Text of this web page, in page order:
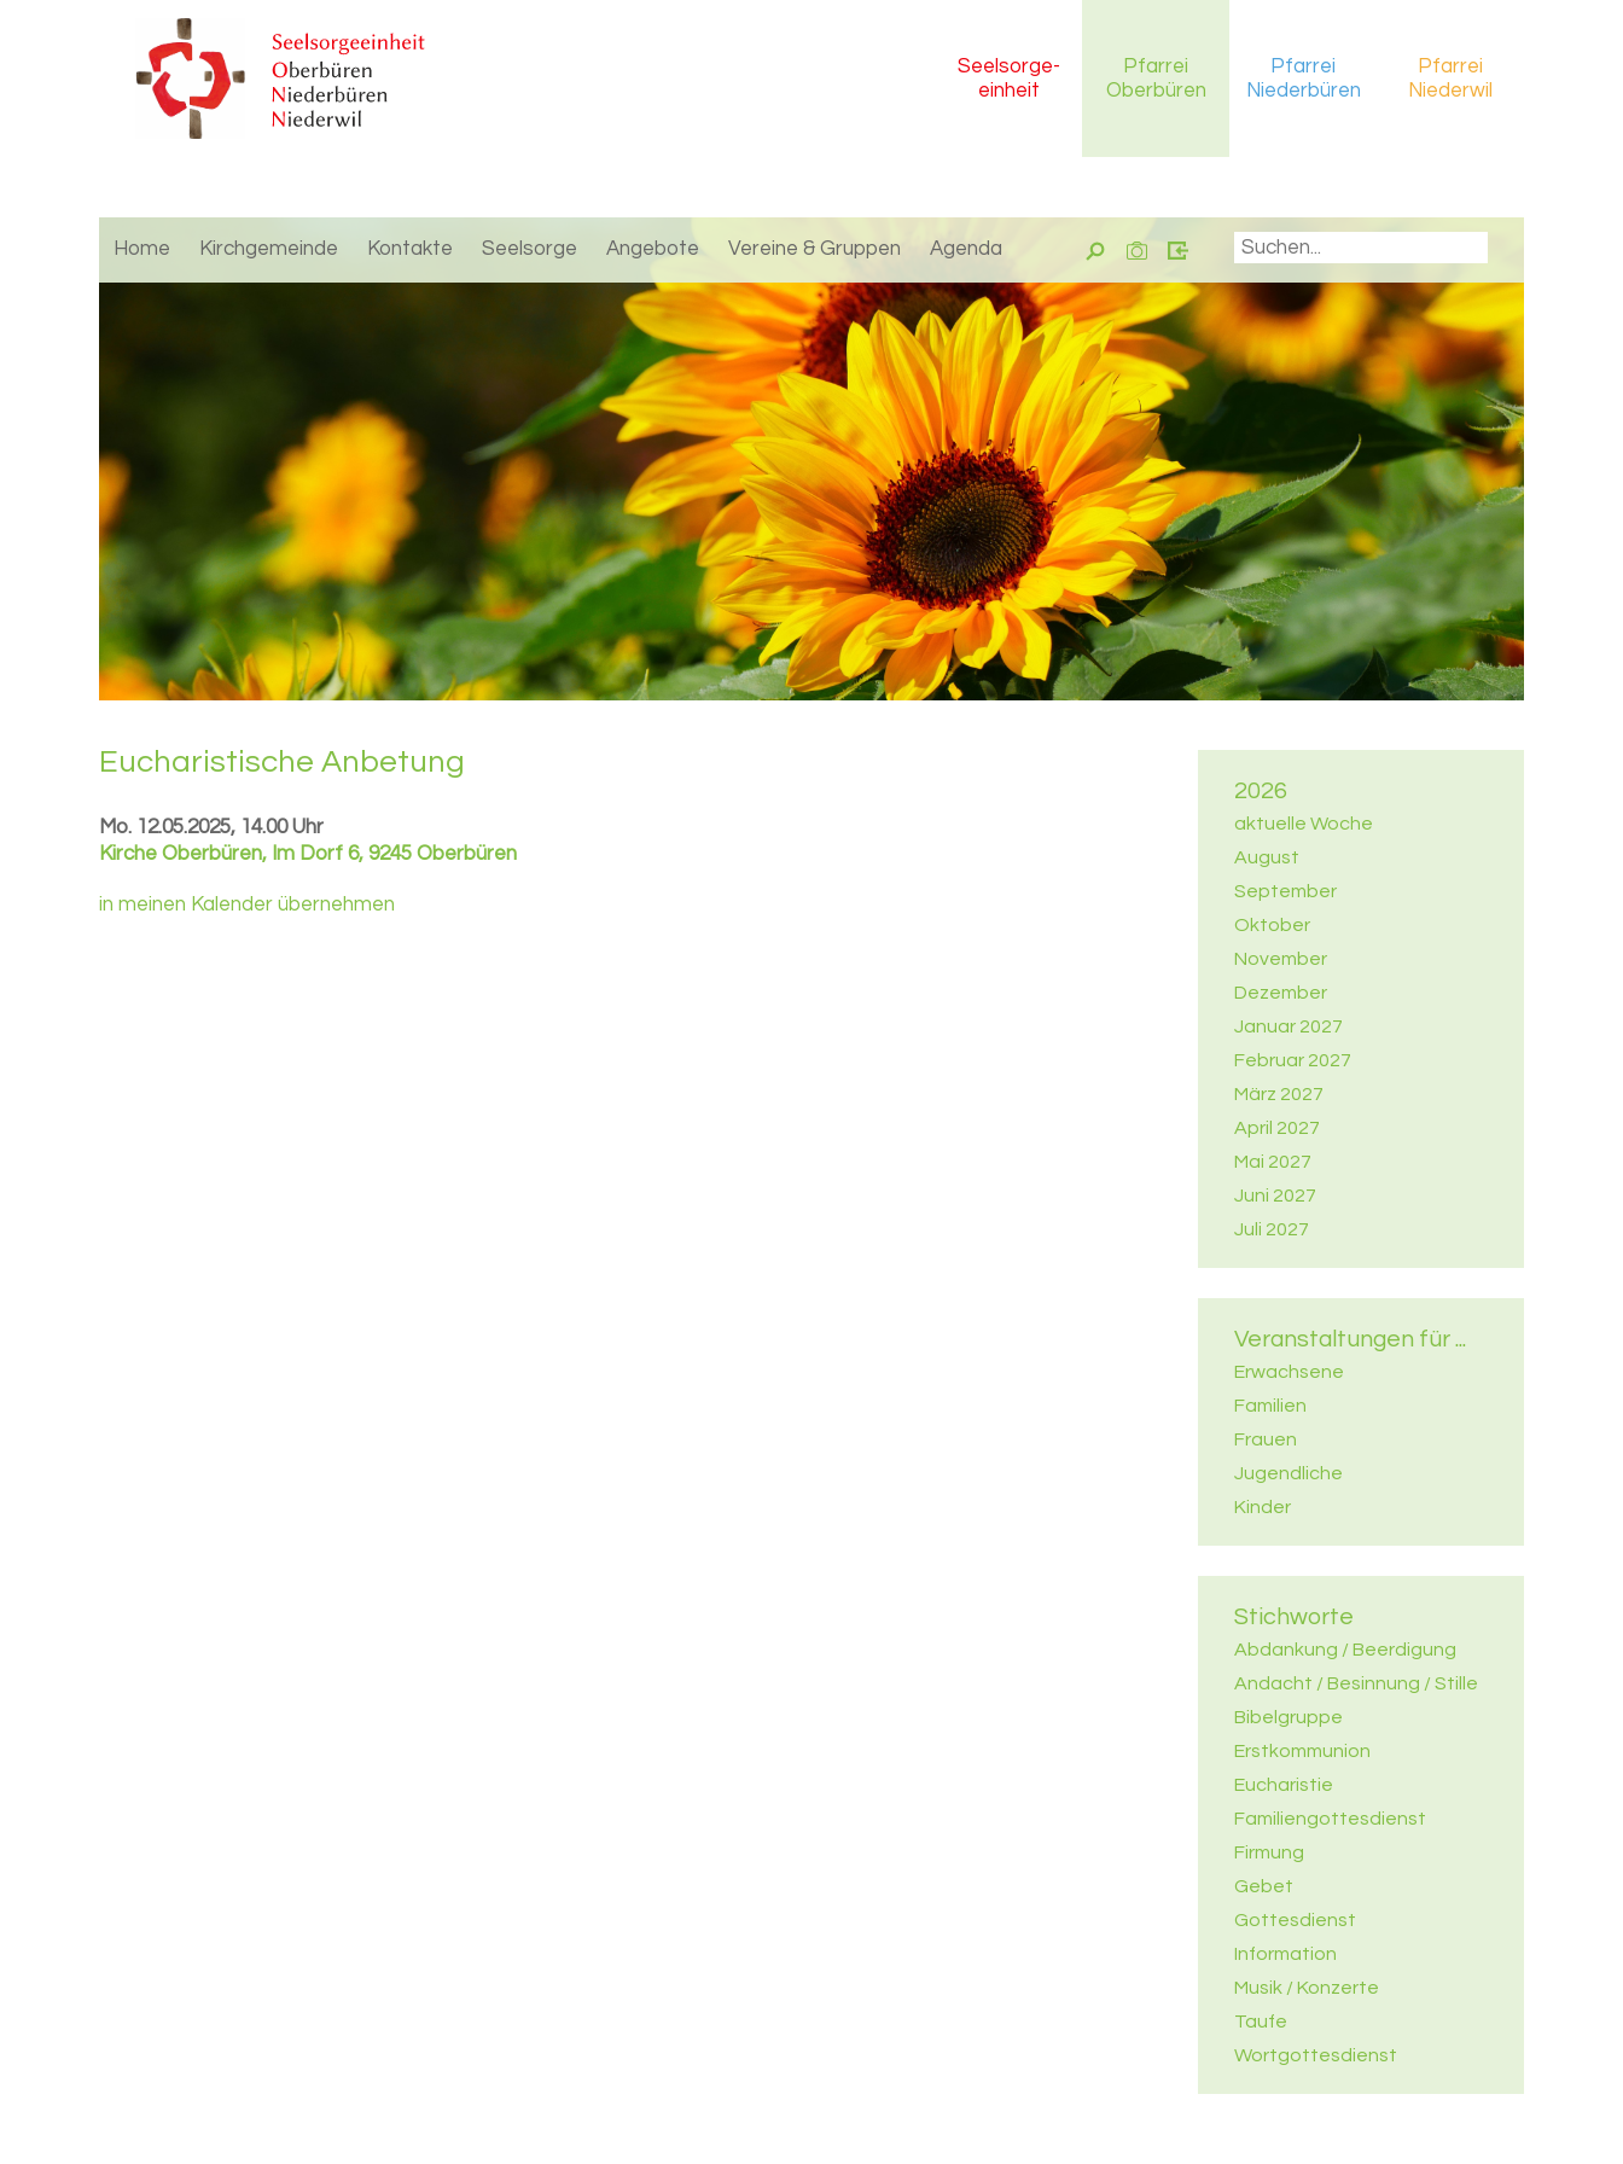
Seelsorge-
einheit
Pfarrei
Oberbüren
Pfarrei
Niederbüren
Pfarrei
Niederwil
Home Kirchgemeinde Kontakte Seelsorge Angebote Vereine & Gruppen Agenda
2026
aktuelle Woche
August
September
Oktober
November
Dezember
Januar 2027
Februar 2027
März 2027
April 2027
Mai 2027
Juni 2027
Juli 2027
Veranstaltungen für ...
Erwachsene
Familien
Frauen
Jugendliche
Kinder
Stichworte
Abdankung / Beerdigung
Andacht / Besinnung / Stille
Bibelgruppe
Erstkommunion
Eucharistie
Familiengottesdienst
Firmung
Gebet
Gottesdienst
Information
Musik / Konzerte
Taufe
Wortgottesdienst
Eu­cha­ris­ti­sche An­be­tung
Mo. 12.05.2025, 14.00 Uhr
Kirche Oberbüren, Im Dorf 6, 9245 Oberbüren
in meinen Kalender übernehmen